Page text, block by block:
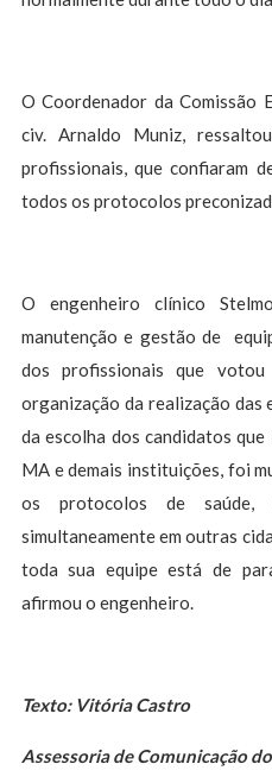
O Coordenador da Comissão
civ. Arnaldo Muniz,
profissionais, que confiaram
todos os protocolos
O engenheiro clínico
manutenção e gestão de
dos profissionais que
organização da realização das
da escolha dos candidatos
MA e demais instituições, foi
os protocolos de
simultaneamente em outras
toda sua equipe está de
afirmou o engenheiro.
Texto: Vitória Castro
Assessoria de Comunicação